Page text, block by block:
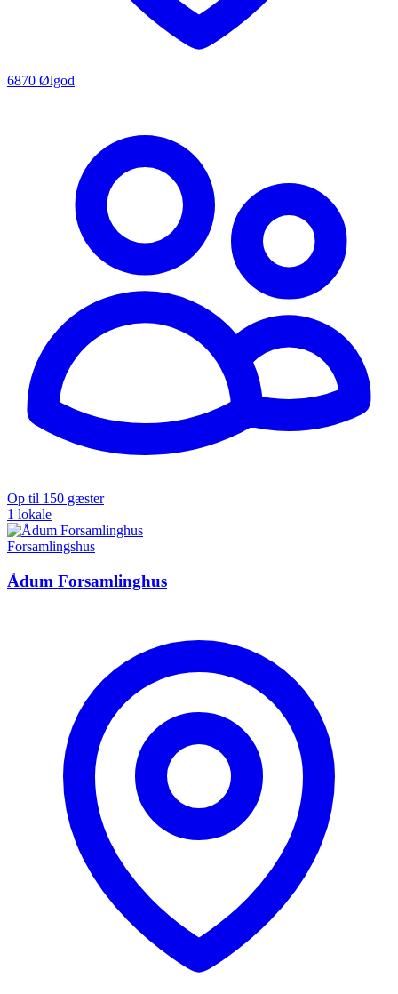
6870 Ølgod
Op til 150 gæster
1 lokale
Forsamlingshus
Ådum Forsamlinghus